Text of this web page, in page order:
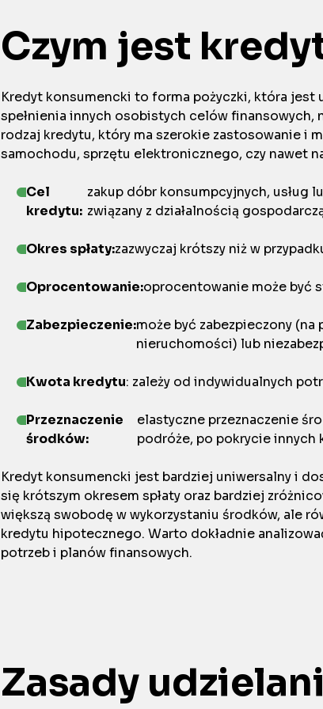
Czym jest
Kredyt konsumencki to forma pożyczki, która jest
spełnienia innych osobistych celów
rodzaj kredytu, który ma szerokie zastosowanie i
samochodu, sprzętu elektronicznego, czy nawet
Cel
kredytu:
zakup dóbr konsumpcyjnych, usług
związany z działalnością
Okres spłaty:zazwyczaj krótszy niż w
Oprocentowanie:oprocentowanie może być
Zabezpieczenie:może być zabezpieczony (na
nieruchomości) lub
Kwota kredytu: zależy od indywidualnych
Przeznaczenie
środków:
elastyczne przeznaczenie
podróże, po pokrycie innych
Kredyt konsumencki jest bardziej uniwersalny i
się krótszym okresem spłaty oraz bardziej
większą swobodę w wykorzystaniu środków, ale
kredytu hipotecznego. Warto dokładnie
potrzeb i planów finansowych.
Zasady